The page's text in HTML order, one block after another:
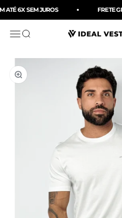
Pular para o conteúdo
ATÉ 6X SEM JUROS FRETE
MenuBuscar Ideal Vest
Zoom na imagem